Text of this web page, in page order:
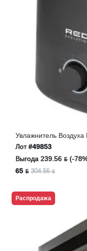
Увлажнитель
Лот#49853
Выгода 239.56 ƃ (-
65 ƃ 304.56 ƃ
Распродажа